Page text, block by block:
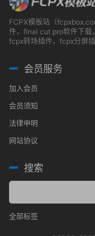
FCPX模板站（
件，final cut pro软件下载
fcpx转场插件，fcpx分屏
会员服务
加入会员
会员须知
法律申明
网站协议
搜索
全部标签